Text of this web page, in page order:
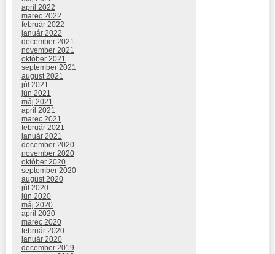
apríl 2022
marec 2022
február 2022
január 2022
december 2021
november 2021
október 2021
september 2021
august 2021
júl 2021
jún 2021
máj 2021
apríl 2021
marec 2021
február 2021
január 2021
december 2020
november 2020
október 2020
september 2020
august 2020
júl 2020
jún 2020
máj 2020
apríl 2020
marec 2020
február 2020
január 2020
december 2019